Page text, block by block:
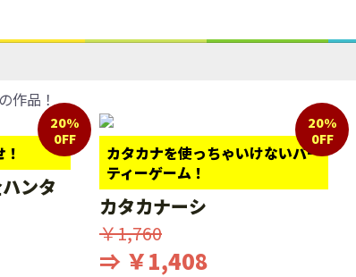
作品！
20%
0FF
ンタ
カタカナを使っちゃいけないパー
ティーゲーム！
20%
0FF
カタカナーシ
￥1,760
⇒ ￥1,408